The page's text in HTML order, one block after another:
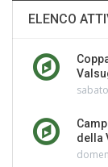
ELENCO
della